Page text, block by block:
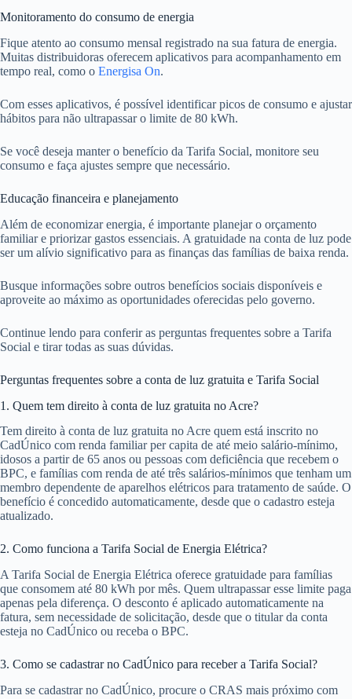
Monitoramento do consumo de energia
Fique atento ao consumo mensal registrado na sua fatura de energia.
Muitas distribuidoras oferecem aplicativos para acompanhamento em
tempo real, como o Energisa On.
Com esses aplicativos, é possível identificar picos de consumo e ajustar
hábitos para não ultrapassar o limite de 80 kWh.
Se você deseja manter o benefício da Tarifa Social, monitore seu
consumo e faça ajustes sempre que necessário.
Educação financeira e planejamento
Além de economizar energia, é importante planejar o orçamento
familiar e priorizar gastos essenciais. A gratuidade na conta de luz pode
ser um alívio significativo para as finanças das famílias de baixa renda.
Busque informações sobre outros benefícios sociais disponíveis e
aproveite ao máximo as oportunidades oferecidas pelo governo.
Continue lendo para conferir as perguntas frequentes sobre a Tarifa
Social e tirar todas as suas dúvidas.
Perguntas frequentes sobre a conta de luz gratuita e Tarifa Social
1. Quem tem direito à conta de luz gratuita no Acre?
Tem direito à conta de luz gratuita no Acre quem está inscrito no
CadÚnico com renda familiar per capita de até meio salário-mínimo,
idosos a partir de 65 anos ou pessoas com deficiência que recebem o
BPC, e famílias com renda de até três salários-mínimos que tenham um
membro dependente de aparelhos elétricos para tratamento de saúde. O
benefício é concedido automaticamente, desde que o cadastro esteja
atualizado.
2. Como funciona a Tarifa Social de Energia Elétrica?
A Tarifa Social de Energia Elétrica oferece gratuidade para famílias
que consomem até 80 kWh por mês. Quem ultrapassar esse limite paga
apenas pela diferença. O desconto é aplicado automaticamente na
fatura, sem necessidade de solicitação, desde que o titular da conta
esteja no CadÚnico ou receba o BPC.
3. Como se cadastrar no CadÚnico para receber a Tarifa Social?
Para se cadastrar no CadÚnico, procure o CRAS mais próximo com